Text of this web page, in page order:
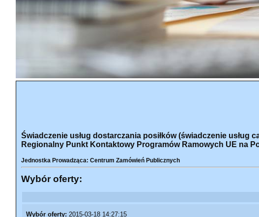
Świadczenie usług dostarczania posiłków (świadczenie usług
Regionalny Punkt Kontaktowy Programów Ramowych UE na
Jednostka Prowadząca: Centrum Zamówień Publicznych
Wybór oferty:
Wybór oferty: 2015-03-18 14:27:15